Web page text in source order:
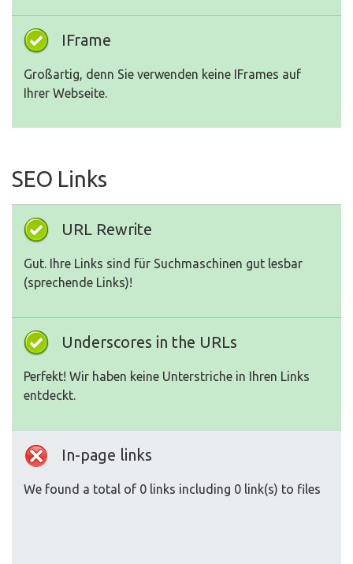
IFrame
Großartig, denn Sie verwenden keine IFrames auf
Ihrer Webseite.
SEO Links
URL Rewrite
Gut. Ihre Links sind für Suchmaschinen gut lesbar
(sprechende Links)!
Underscores in the URLs
Perfekt! Wir haben keine Unterstriche in Ihren Links
entdeckt.
In-page links
We found a total of 0 links including 0 link(s) to files